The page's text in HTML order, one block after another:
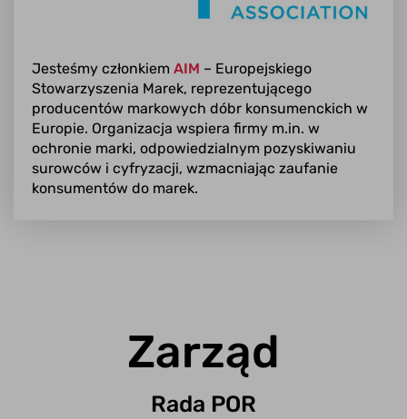
Jesteśmy członkiem AIM – Europejskiego
Stowarzyszenia Marek, reprezentującego
producentów markowych dóbr konsumenckich w
Europie. Organizacja wspiera firmy m.in. w
ochronie marki, odpowiedzialnym pozyskiwaniu
surowców i cyfryzacji, wzmacniając zaufanie
konsumentów do marek.
Zarząd
Rada POR